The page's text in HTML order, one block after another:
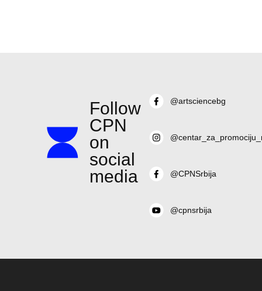
Follow
CPN
on
social
media
@artsciencebg
@CPNSrbija
@cpnsrbija